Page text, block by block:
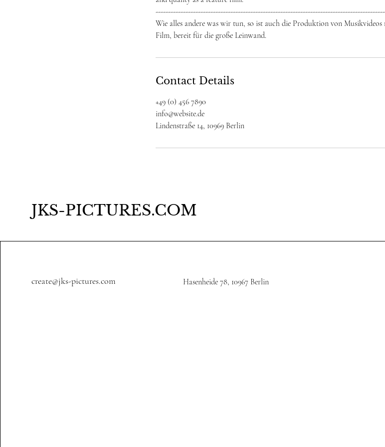
Wie alles andere was wir tun, so ist auch die Produktion von Musikvideos
Film, bereit für die große Leinwand.
Contact Details
+49 (0) 456 7890
info@website.de
Lindenstraße 14, 10969 Berlin
JKS-PICTURES.COM
create@jks-pictures.com Hasenheide 78, 10967 Berlin